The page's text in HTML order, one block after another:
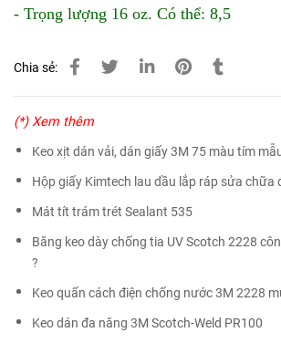
- Trọng lượng 16 oz. Có thể: 8,5
Chia sẻ:
(*) Xem thêm
Keo xịt dán vải, dán giấy 3M 75 màu tím
Hộp giấy Kimtech lau dầu lắp ráp sửa chữa
Mát tít trám trét Sealant 535
Băng keo dày chống tia UV Scotch 2228
?
Keo quấn cách điện chống nước 3M 2228
Keo dán đa năng 3M Scotch-Weld PR100